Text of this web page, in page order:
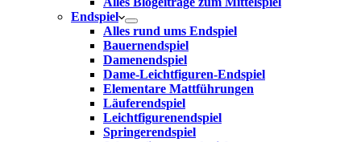
Endspiel
Alles rund ums Endspiel
Bauernendspiel
Damenendspiel
Dame-Leichtfiguren-Endspiel
Elementare Mattführungen
Läuferendspiel
Leichtfigurenendspiel
Springerendspiel